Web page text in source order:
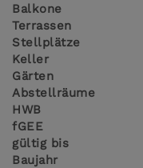
Balkone
Terrassen
Stellplätze
Keller
Gärten
Abstellräume
HWB
fGEE
gültig bis
Baujahr